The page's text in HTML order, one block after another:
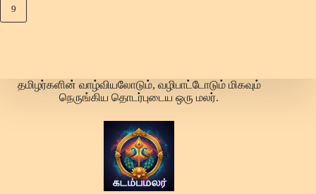
9
தமிழர்களின் வாழ்வியலோடும், வழிபாட்டோடும் மிகவும்
நெருங்கிய தொடர்புடைய ஒரு மலர்.